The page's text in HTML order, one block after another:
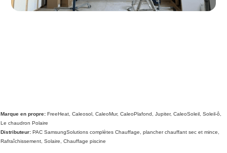
Marque en propre: FreeHeat, Caleosol, CaleoMur, CaleoPlafond, Jupiter, CaleoSoleil, Soleil-ô,
Le chaudron Polaire
Distributeur: PAC SamsungSolutions complètes Chauffage, plancher chauffant sec et mince,
Rafraîchissement, Solaire, Chauffage piscine